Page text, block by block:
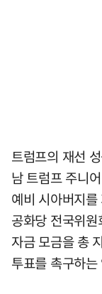
트럼프의 재선
남 트럼프 주니
예비 시아버지
공화당 전국위
자금 모금을 총
투표를 촉구하